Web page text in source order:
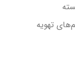
تهویه